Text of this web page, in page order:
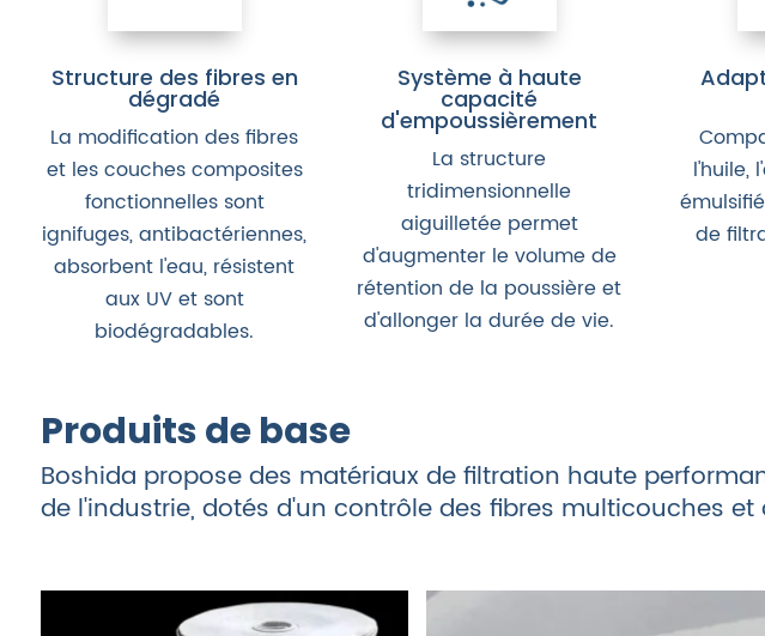
Structure des fibres en
dégradé
La modification des fibres
et les couches composites
fonctionnelles sont
ignifuges, antibactériennes,
absorbent l'eau, résistent
aux UV et sont
biodégradables.
Système à haute
capacité
d'empoussièrement
La structure
tridimensionnelle
aiguilletée permet
d'augmenter le volume de
rétention de la poussière et
d'allonger la durée de vie.
l'huile,
de
Produits de base
Boshida propose des matériaux de filtration haute
de l'industrie, dotés d'un contrôle des fibres multicouches